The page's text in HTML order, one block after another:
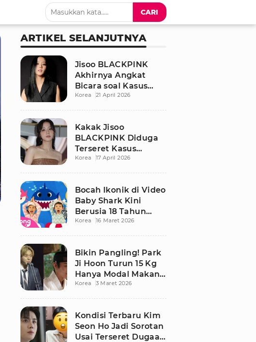
CARI
ARTIKEL SELANJUTNYA
Jisoo BLACKPINK
Akhirnya Angkat
Bicara soal Kasus
Dugaan Pelecehan
Korea 21 April 2026
Kakak Jisoo
BLACKPINK Diduga
Terseret Kasus
Pelecehan Seksual,
Korea 17 April 2026
Bocah Ikonik di Video
Baby Shark Kini
Berusia 18 Tahun
Bikin Publik
Korea 16 Maret 2026
Bikin Pangling! Park
Ji Hoon Turun 15 Kg
Hanya Modal Makan
Apel, Visual
Korea 3 Maret 2026
Kondisi Terbaru Kim
Seon Ho Jadi Sorotan
Usai Terseret Dugaan